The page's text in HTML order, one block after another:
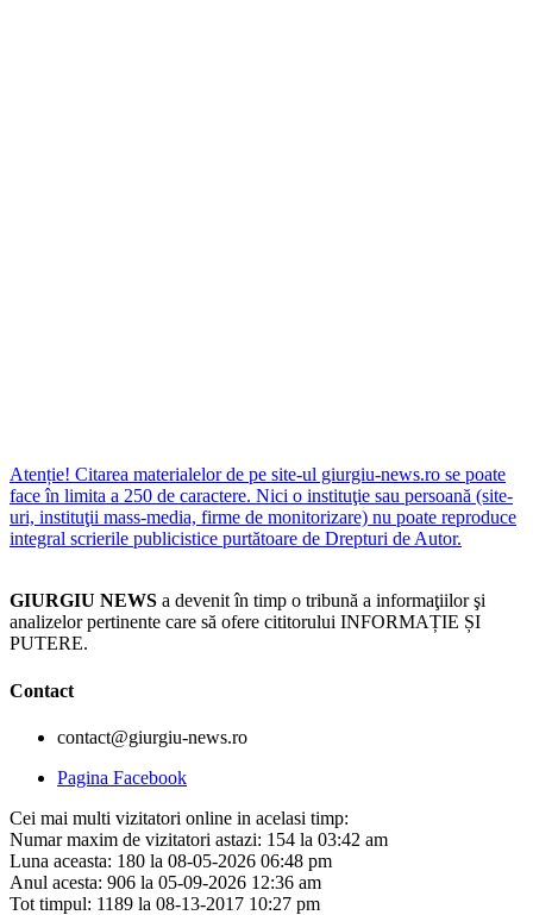
Atenție! Citarea materialelor de pe site-ul giurgiu-news.ro se poate
face în limita a 250 de caractere. Nici o instituţie sau persoană (site-
uri, instituţii mass-media, firme de monitorizare) nu poate reproduce
integral scrierile publicistice purtătoare de Drepturi de Autor.
GIURGIU NEWS a devenit în timp o tribună a informaţiilor şi
analizelor pertinente care să ofere cititorului INFORMAȚIE ȘI
PUTERE.
Contact
contact@giurgiu-news.ro
Pagina Facebook
Cei mai multi vizitatori online in acelasi timp:
Numar maxim de vizitatori astazi: 154 la 03:42 am
Luna aceasta: 180 la 08-05-2026 06:48 pm
Anul acesta: 906 la 05-09-2026 12:36 am
Tot timpul: 1189 la 08-13-2017 10:27 pm